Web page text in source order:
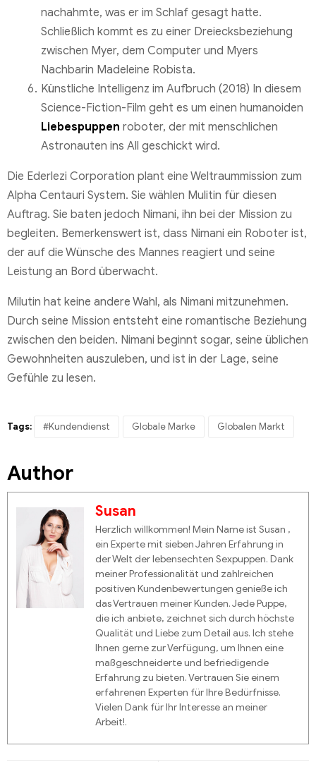
nachahmte, was er im Schlaf gesagt hatte.
Schließlich kommt es zu einer Dreiecksbeziehung
zwischen Myer, dem Computer und Myers
Nachbarin Madeleine Robista.
Künstliche Intelligenz im Aufbruch (2018) In diesem
Science-Fiction-Film geht es um einen humanoiden
Liebespuppen roboter, der mit menschlichen
Astronauten ins All geschickt wird.
Die Ederlezi Corporation plant eine Weltraummission zum
Alpha Centauri System. Sie wählen Mulitin für diesen
Auftrag. Sie baten jedoch Nimani, ihn bei der Mission zu
begleiten. Bemerkenswert ist, dass Nimani ein Roboter ist,
der auf die Wünsche des Mannes reagiert und seine
Leistung an Bord überwacht.
Milutin hat keine andere Wahl, als Nimani mitzunehmen.
Durch seine Mission entsteht eine romantische Beziehung
zwischen den beiden. Nimani beginnt sogar, seine üblichen
Gewohnheiten auszuleben, und ist in der Lage, seine
Gefühle zu lesen.
Tags: #Kundendienst Globale Marke Globalen Markt
Author
Susan
Herzlich willkommen! Mein Name ist Susan ,
ein Experte mit sieben Jahren Erfahrung in
der Welt der lebensechten Sexpuppen. Dank
meiner Professionalität und zahlreichen
positiven Kundenbewertungen genieße ich
das Vertrauen meiner Kunden. Jede Puppe,
die ich anbiete, zeichnet sich durch höchste
Qualität und Liebe zum Detail aus. Ich stehe
Ihnen gerne zur Verfügung, um Ihnen eine
maßgeschneiderte und befriedigende
Erfahrung zu bieten. Vertrauen Sie einem
erfahrenen Experten für Ihre Bedürfnisse.
Vielen Dank für Ihr Interesse an meiner
Arbeit!.